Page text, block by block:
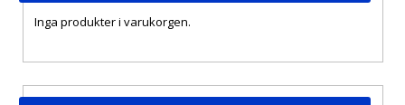
Inga produkter i varukorgen.